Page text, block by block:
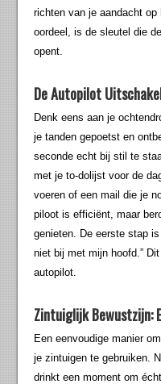
richten van je aandacht
oordeel, is de sleutel die
opent.
De Autopilot
Denk eens aan je
je tanden gepoetst en
seconde echt bij stil te
met je to-dolijst voor de
voeren of een mail die je
piloot is efficiënt, maar
genieten. De eerste stap
niet bij met mijn hoofd.”
autopilot.
Zintuiglijk Bewustzijn:
Een eenvoudige manier
je zintuigen te gebruiken.
drinkt een moment om